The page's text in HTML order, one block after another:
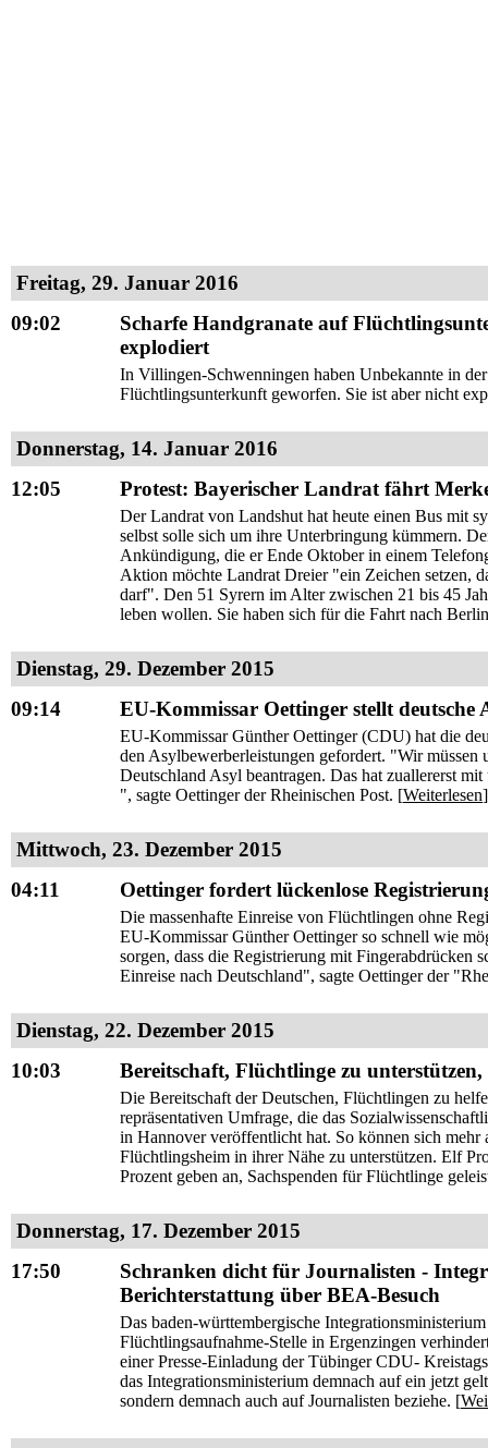
Freitag, 29. Januar 2016
09:02
Scharfe Handgranate auf
explodiert
In Villingen-Schwenningen haben Unbekannte in
Flüchtlingsunterkunft geworfen. Sie ist aber nicht
Donnerstag, 14. Januar 2016
12:05
Protest: Bayerischer Landrat fährt
Der Landrat von Landshut hat heute einen Bus mit
selbst solle sich um ihre Unterbringung kümmern.
Ankündigung, die er Ende Oktober in einem
Aktion möchte Landrat Dreier "ein Zeichen setzen,
darf". Den 51 Syrern im Alter zwischen 21 bis 45
leben wollen. Sie haben sich für die Fahrt nach
Dienstag, 29. Dezember 2015
09:14
EU-Kommissar Oettinger stellt
EU-Kommissar Günther Oettinger (CDU) hat die
den Asylbewerberleistungen gefordert. "Wir
Deutschland Asyl beantragen. Das hat zuallererst
", sagte Oettinger der Rheinischen Post. [Weiterlesen]
Mittwoch, 23. Dezember 2015
04:11
Oettinger fordert lückenlose
Die massenhafte Einreise von Flüchtlingen ohne
EU-Kommissar Günther Oettinger so schnell wie
sorgen, dass die Registrierung mit Fingerabdrücken
Einreise nach Deutschland", sagte Oettinger der
Dienstag, 22. Dezember 2015
10:03
Bereitschaft, Flüchtlinge zu
Die Bereitschaft der Deutschen, Flüchtlingen zu
repräsentativen Umfrage, die das
in Hannover veröffentlicht hat. So können sich
Flüchtlingsheim in ihrer Nähe zu unterstützen. Elf
Prozent geben an, Sachspenden für Flüchtlinge
Donnerstag, 17. Dezember 2015
17:50
Schranken dicht für Journalisten -
Berichterstattung über BEA-Besuch
Das baden-württembergische
Flüchtlingsaufnahme-Stelle in Ergenzingen
einer Presse-Einladung der Tübinger CDU-
das Integrationsministerium demnach auf ein jetzt
sondern demnach auch auf Journalisten beziehe. [